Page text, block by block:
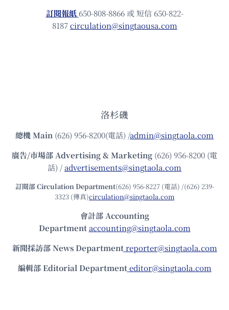
訂閱報紙 650-808-8866 或 短信 650-822-
8187circulation@singtaousa.com
洛杉磯
總機Main (626) 956-8200(電話) /admin@singtaola.com
廣告/市場部Advertising & Marketing (626) 956-8200 (電
話) /advertisements@singtaola.com
訂閱部 Circulation Department(626) 956-8227 (電話) /(626) 239-
3323 (傳真)circulation@singtaola.com
會計部 Accounting
Department accounting@singtaola.com
新聞採訪部 News Department reporter@singtaola.com
編輯部 Editorial Department editor@singtaola.com